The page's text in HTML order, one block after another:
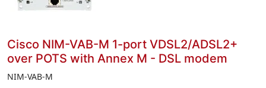
Cisco NIM-VAB-M 1-port VDSL2/ADSL2+
over POTS with Annex M - DSL modem
NIM-VAB-M